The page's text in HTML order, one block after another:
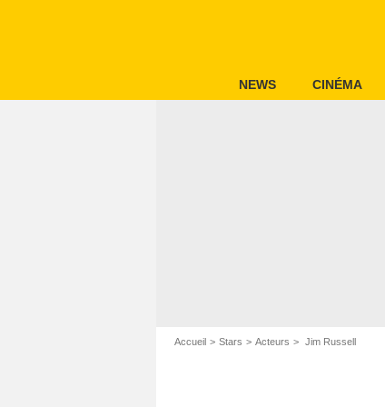
NEWS CINÉMA
Accueil Stars Acteurs Jim Russell